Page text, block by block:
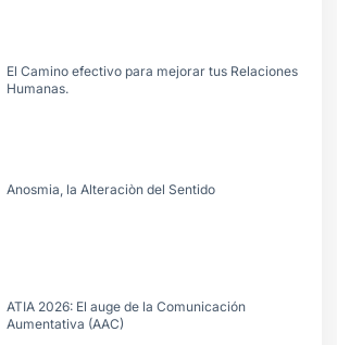
El Camino efectivo para mejorar tus Relaciones
Humanas.
Anosmia, la Alteraciòn del Sentido
ATIA 2026: El auge de la Comunicación
Aumentativa (AAC)